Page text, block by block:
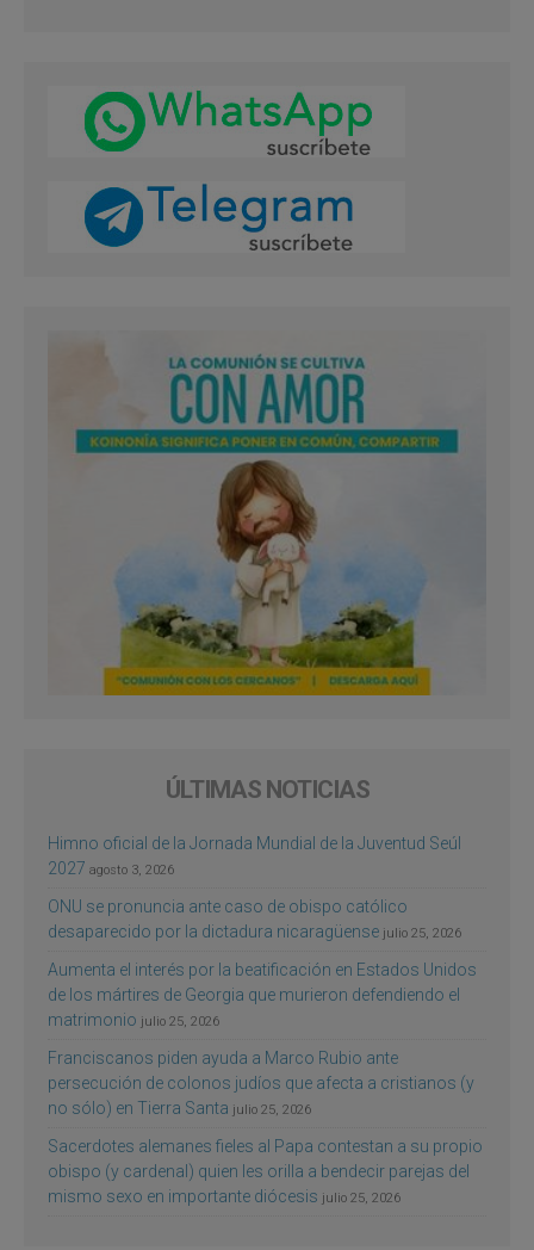
ÚLTIMAS NOTICIAS
Himno oficial de la Jornada Mundial de la Juventud Seúl
2027 agosto 3, 2026
ONU se pronuncia ante caso de obispo católico
desaparecido por la dictadura nicaragüense julio 25, 2026
Aumenta el interés por la beatificación en Estados Unidos
de los mártires de Georgia que murieron defendiendo el
matrimonio julio 25, 2026
Franciscanos piden ayuda a Marco Rubio ante
persecución de colonos judíos que afecta a cristianos (y
no sólo) en Tierra Santa julio 25, 2026
Sacerdotes alemanes fieles al Papa contestan a su propio
obispo (y cardenal) quien les orilla a bendecir parejas del
mismo sexo en importante diócesis julio 25, 2026